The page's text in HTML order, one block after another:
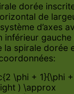
dorée
de
d’axes
inférieur
la spirale dorée
\phi + 1}{\phi
) \approx